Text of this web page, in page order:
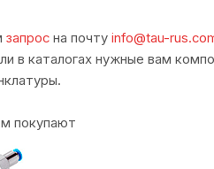
запрос на почту info@tau-
в каталогах нужные вам
покупают